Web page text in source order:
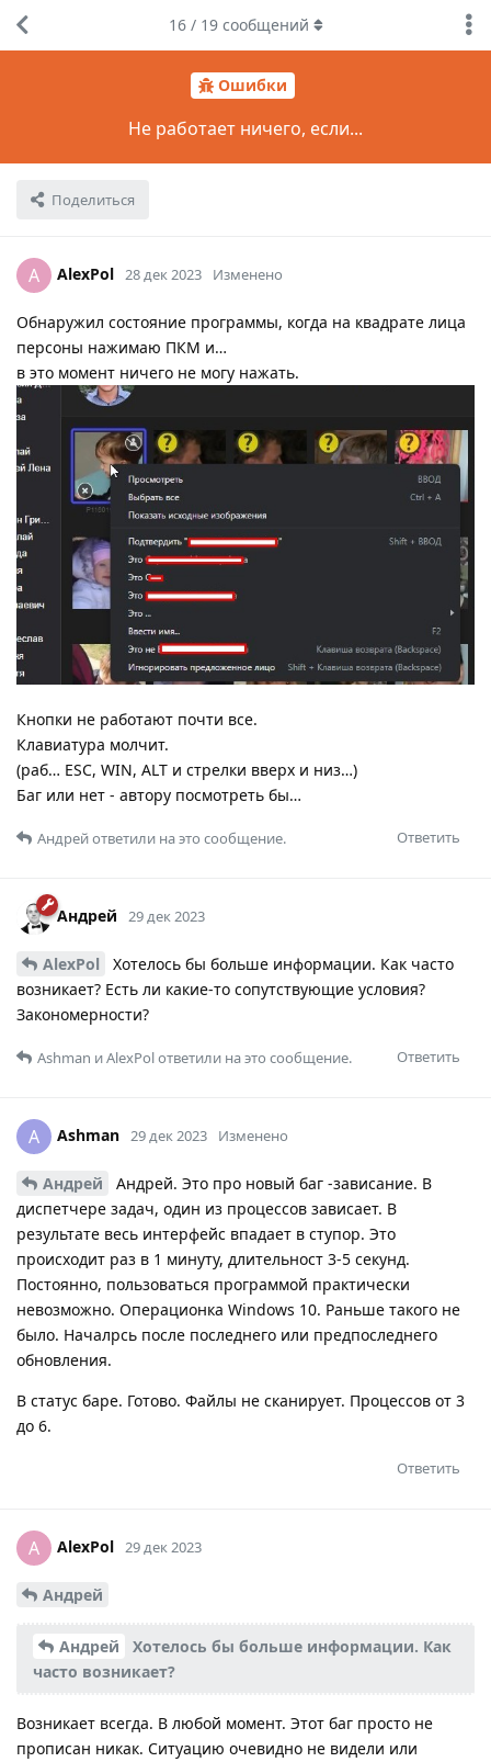
Ошибки
Не работает ничего, если...
Поделиться
16/ 19сообщений
A AlexPol 28 дек 2023 Изменено
Обнаружил состояние программы, когда на квадрате лица
персоны нажимаю ПКМ и…
в это момент ничего не могу нажать.
Кнопки не работают почти все.
Клавиатура молчит.
(раб… ESC, WIN, ALT и стрелки вверх и низ…)
Баг или нет - автору посмотреть бы…
Ответить
Андрейответили на это сообщение.
Андрей 29 дек 2023
AlexPol
Хотелось бы больше информации. Как часто
возникает? Есть ли какие-то сопутствующие условия?
Закономерности?
Ответить
Ashman иAlexPolответили на это сообщение.
A Ashman 29 дек 2023 Изменено
Андрей
Андрей. Это про новый баг -зависание. В
диспетчере задач, один из процессов зависает. В
результате весь интерфейс впадает в ступор. Это
происходит раз в 1 минуту, длительност 3-5 секунд.
Постоянно, пользоваться программой практически
невозможно. Операционка Windows 10. Раньше такого не
было. Началрсь после последнего или предпоследнего
обновления.
В статус баре. Готово. Файлы не сканирует. Процессов от 3
до 6.
Ответить
A AlexPol 29 дек 2023
Андрей
Андрей
Хотелось бы больше информации. Как
часто возникает?
Возникает всегда. В любой момент. Этот баг просто не
прописан никак. Ситуацию очевидно не видели или